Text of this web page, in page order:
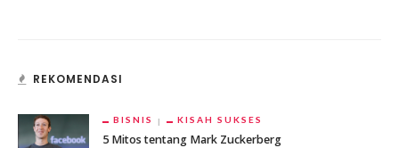
REKOMENDASI
BISNIS KISAH SUKSES
5 Mitos tentang Mark Zuckerberg